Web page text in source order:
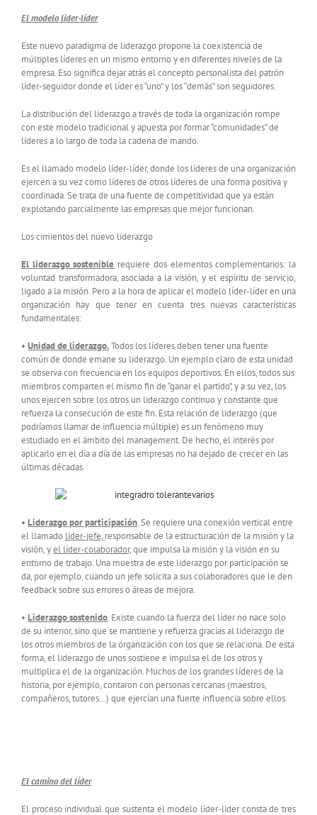
El modelo líder-líder
Este nuevo paradigma de liderazgo propone la coexistencia de
múltiples líderes en un mismo entorno y en diferentes niveles de la
empresa. Eso significa dejar atrás el concepto personalista del patrón
líder-seguidor donde el líder es “uno” y los “demás” son seguidores.
La distribución del liderazgo a través de toda la organización rompe
con este modelo tradicional y apuesta por formar “comunidades” de
líderes a lo largo de toda la cadena de mando.
Es el llamado modelo líder-líder, donde los líderes de una organización
ejercen a su vez como líderes de otros líderes de una forma positiva y
coordinada. Se trata de una fuente de competitividad que ya están
explotando parcialmente las empresas que mejor funcionan.
Los cimientos del nuevo liderazgo
El liderazgo sostenible requiere dos elementos complementarios: la
voluntad transformadora, asociada a la visión, y el espíritu de servicio,
ligado a la misión. Pero a la hora de aplicar el modelo líder-líder en una
organización hay que tener en cuenta tres nuevas características
fundamentales:
• Unidad de liderazgo.Todos los líderes deben tener una fuente
común de donde emane su liderazgo. Un ejemplo claro de esta unidad
se observa con frecuencia en los equipos deportivos. En ellos, todos sus
miembros comparten el mismo fin de “ganar el partido”, y a su vez, los
unos ejercen sobre los otros un liderazgo continuo y constante que
refuerza la consecución de este fin. Esta relación de liderazgo (que
podríamos llamar de influencia múltiple) es un fenómeno muy
estudiado en el ámbito del management. De hecho, el interés por
aplicarlo en el día a día de las empresas no ha dejado de crecer en las
últimas décadas.
• Liderazgo por participación. Se requiere una conexión vertical entre
el llamado líder-jefe, responsable de la estructuración de la misión y la
visión, yel líder-colaborador,que impulsa la misión y la visión en su
entorno de trabajo. Una muestra de este liderazgo por participación se
da, por ejemplo, cuando un jefe solicita a sus colaboradores que le den
feedback sobre sus errores o áreas de mejora.
• Liderazgo sostenido. Existe cuando la fuerza del líder no nace solo
de su interior, sino que se mantiene y refuerza gracias al liderazgo de
los otros miembros de la organización con los que se relaciona. De esta
forma, el liderazgo de unos sostiene e impulsa el de los otros y
multiplica el de la organización. Muchos de los grandes líderes de la
historia, por ejemplo, contaron con personas cercanas (maestros,
compañeros, tutores…) que ejercían una fuerte influencia sobre ellos.
El camino del líder
El proceso individual que sustenta el modelo líder-líder consta de tres